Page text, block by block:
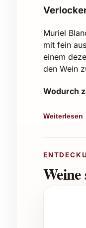
Muriel
mit fein
einem
den Wein
Wodurch
Weiterlesen